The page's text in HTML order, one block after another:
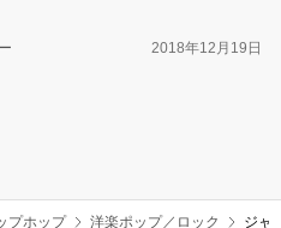
2018年12月19日
プホップ 洋楽ポップ／ロック ジャ